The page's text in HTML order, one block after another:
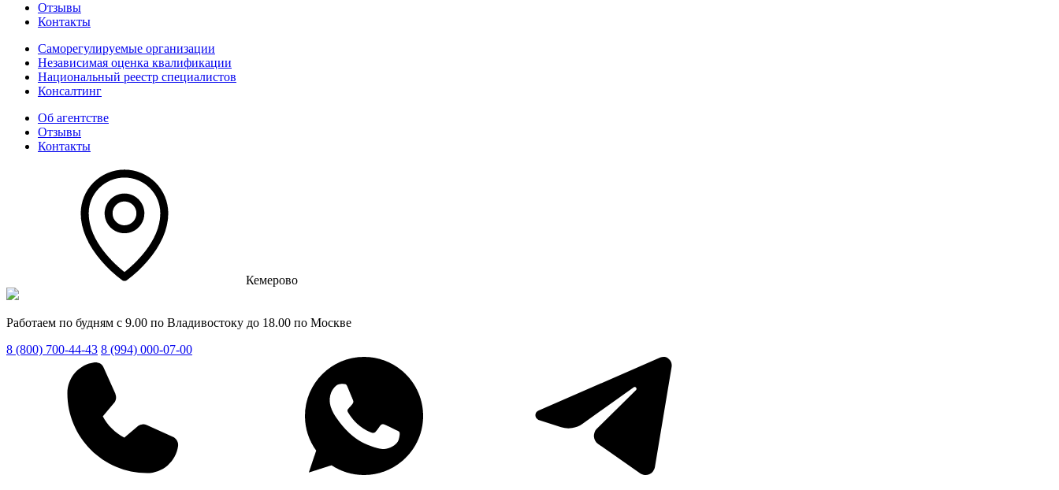
Отзывы
Контакты
Саморегулируемые организации
Независимая оценка квалификации
Национальный реестр специалистов
Консалтинг
Об агентстве
Отзывы
Контакты
Кемерово
Работаем по будням с 9.00 по Владивостоку до 18.00 по Москве
8 (800) 700-44-43 8 (994) 000-07-00